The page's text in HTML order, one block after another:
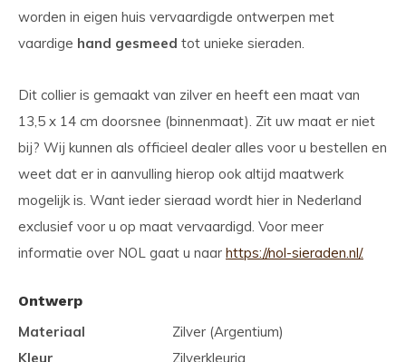
worden in eigen huis vervaardigde ontwerpen met
vaardige hand gesmeed tot unieke sieraden.
Dit collier is gemaakt van zilver en heeft een maat van
13,5 x 14 cm doorsnee (binnenmaat). Zit uw maat er niet
bij? Wij kunnen als officieel dealer alles voor u bestellen en
weet dat er in aanvulling hierop ook altijd maatwerk
mogelijk is. Want ieder sieraad wordt hier in Nederland
exclusief voor u op maat vervaardigd. Voor meer
informatie over NOL gaat u naar https://nol-sieraden.nl/.
Ontwerp
Materiaal
Zilver (Argentium)
Kleur
Zilverkleurig